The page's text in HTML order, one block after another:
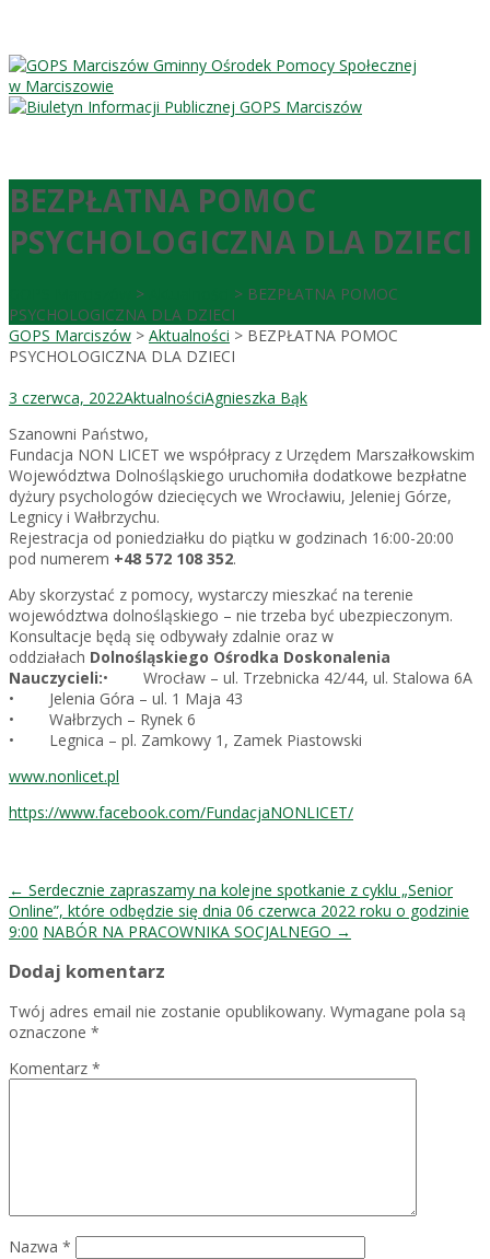
Gminny Ośrodek Pomocy Społecznej
w Marciszowie
BEZPŁATNA POMOC
PSYCHOLOGICZNA DLA DZIECI
> > BEZPŁATNA POMOC
PSYCHOLOGICZNA DLA DZIECI
GOPS Marciszów > Aktualności > BEZPŁATNA POMOC
PSYCHOLOGICZNA DLA DZIECI
3 czerwca, 2022AktualnościAgnieszka Bąk
Szanowni Państwo,
Fundacja NON LICET we współpracy z Urzędem Marszałkowskim
Województwa Dolnośląskiego uruchomiła dodatkowe bezpłatne
dyżury psychologów dziecięcych we Wrocławiu, Jeleniej Górze,
Legnicy i Wałbrzychu.
Rejestracja od poniedziałku do piątku w godzinach 16:00-20:00
pod numerem +48 572 108 352.
Aby skorzystać z pomocy, wystarczy mieszkać na terenie
województwa dolnośląskiego – nie trzeba być ubezpieczonym.
Konsultacje będą się odbywały zdalnie oraz w
oddziałach Dolnośląskiego Ośrodka Doskonalenia
Nauczycieli:• Wrocław – ul. Trzebnicka 42/44, ul. Stalowa 6A
• Jelenia Góra – ul. 1 Maja 43
• Wałbrzych – Rynek 6
• Legnica – pl. Zamkowy 1, Zamek Piastowski
www.nonlicet.pl
https://www.facebook.com/FundacjaNONLICET/
Post
navigation
← Serdecznie zapraszamy na kolejne spotkanie z cyklu „Senior
Online”, które odbędzie się dnia 06 czerwca 2022 roku o godzinie
9:00 NABÓR NA PRACOWNIKA SOCJALNEGO →
Dodaj komentarz
Twój adres email nie zostanie opublikowany. Wymagane pola są
oznaczone *
Komentarz *
Nazwa *